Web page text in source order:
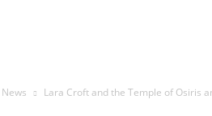
News Lara Croft and the Temple of Osiris